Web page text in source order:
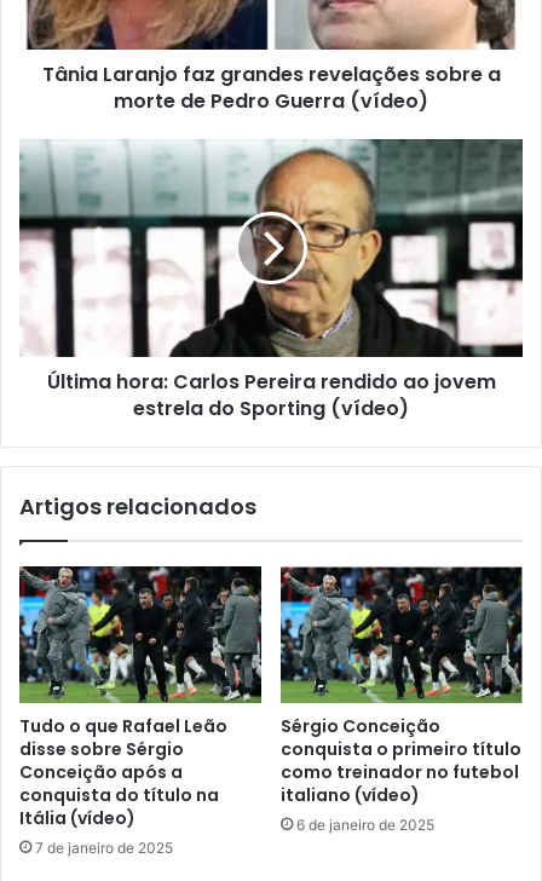
Tânia Laranjo faz grandes revelações sobre a
morte de Pedro Guerra (vídeo)
Última hora: Carlos Pereira rendido ao jovem
estrela do Sporting (vídeo)
Artigos relacionados
Tudo o que Rafael Leão
disse sobre Sérgio
Conceição após a
conquista do título na
Itália (vídeo)
7 de janeiro de 2025
Sérgio Conceição
conquista o primeiro título
como treinador no futebol
italiano (vídeo)
6 de janeiro de 2025